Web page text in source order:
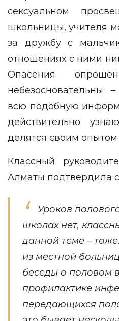
сексуальном
школьницы, учителя
за дружбу с
отношениях с ними
Опасения
небезосновательны
всю подобную
действительно
делятся своим опытом
Классный
Алматы подтвердила
Уроков
школах нет,
данной теме –
из местной
беседы о половом
профилактике
передающихся